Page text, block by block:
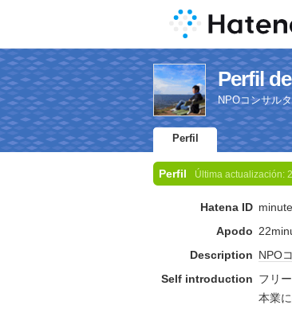
Perfil
NPOコンサル
Perfil
Perfil Última actualización:
Hatena ID
Apodo
Description NPO
Self introduction フリ
本業